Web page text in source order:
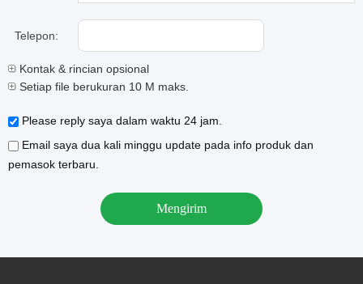
Telepon:
Kontak & rincian opsional
Setiap file berukuran 10 M maks.
Please reply saya dalam waktu 24 jam.
Email saya dua kali minggu update pada info produk dan
pemasok terbaru.